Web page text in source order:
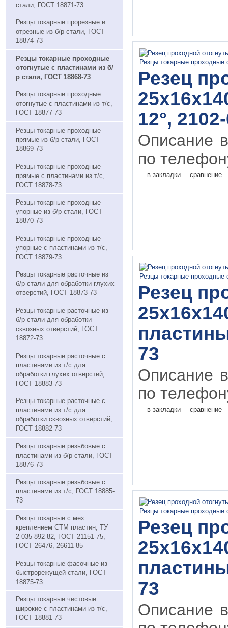
стали, ГОСТ 18871-73
Резцы токарные прорезные и
отрезные из б/р стали, ГОСТ
18874-73
Резцы токарные проходные
отогнутые с пластинами из б/
р стали, ГОСТ 18868-73
Резцы токарные проходные
отогнутые с пластинами из т/с,
ГОСТ 18877-73
Резцы токарные проходные
прямые из б/р стали, ГОСТ
18869-73
Резцы токарные проходные
прямые с пластинами из т/с,
ГОСТ 18878-73
Резцы токарные проходные
упорные из б/р стали, ГОСТ
18870-73
Резцы токарные проходные
упорные с пластинами из т/с,
ГОСТ 18879-73
Резцы токарные расточные из
б/р стали для обработки глухих
отверстий, ГОСТ 18873-73
Резцы токарные расточные из
б/р стали для обработки
сквозных отверстий, ГОСТ
18872-73
Резцы токарные расточные с
пластинами из т/с для
обработки глухих отверстий,
ГОСТ 18883-73
Резцы токарные расточные с
пластинами из т/с для
обработки сквозных отверстий,
ГОСТ 18882-73
Резцы токарные резьбовые с
пластинами из б/р стали, ГОСТ
18876-73
Резцы токарные резьбовые с
пластинами из т/с, ГОСТ 18885-
73
Резцы токарные с мех.
креплением СТМ пластин, ТУ
2-035-892-82, ГОСТ 21151-75,
ГОСТ 26476, 26611-85
Резцы токарные фасочные из
быстрорежущей стали, ГОСТ
18875-73
Резцы токарные чистовые
широкие с пластинами из т/с,
ГОСТ 18881-73
Резец
12°,
Описание
по
в закладки сравнение
Резец
73
Описание
по
в закладки сравнение
Резец
73
Описание